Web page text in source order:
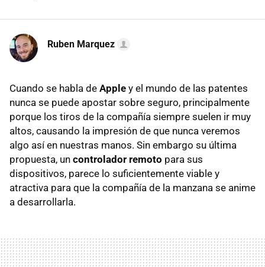
Ruben Marquez
Cuando se habla de Apple y el mundo de las patentes
nunca se puede apostar sobre seguro, principalmente
porque los tiros de la compañía siempre suelen ir muy
altos, causando la impresión de que nunca veremos
algo así en nuestras manos. Sin embargo su última
propuesta, un controlador remoto para sus
dispositivos, parece lo suficientemente viable y
atractiva para que la compañía de la manzana se anime
a desarrollarla.